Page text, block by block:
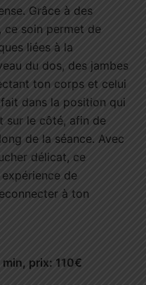
Grâce à des
ce soin permet de
liées à la
du dos, des jambes
ton corps et celui
dans la position qui
sur le côté, afin de
de la séance. Avec
délicat, ce
de
à ton
prix: 110€